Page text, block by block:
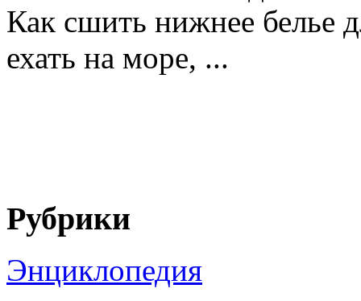
Как сшить нижнее белье
ехать на море, ...
Рубрики
Энциклопедия